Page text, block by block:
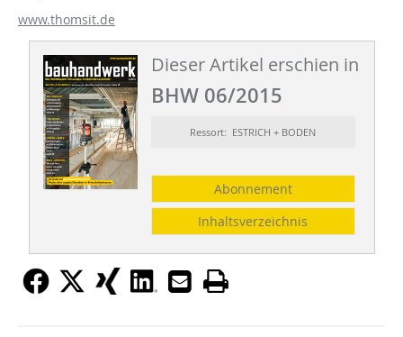
www.thomsit.de
Dieser Artikel erschien in
BHW 06/2015
Ressort: ESTRICH + BODEN
Abonnement
Inhaltsverzeichnis